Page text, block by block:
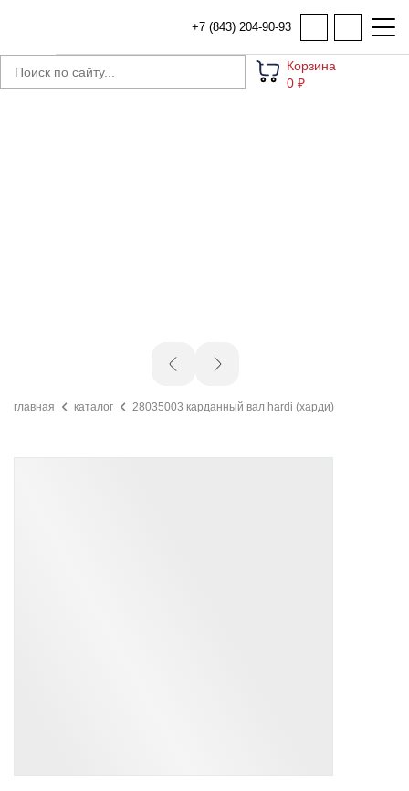
+7 (843) 204-90-93
Корзина
0 ₽
главная каталог 28035003 карданный вал hardi (харди)